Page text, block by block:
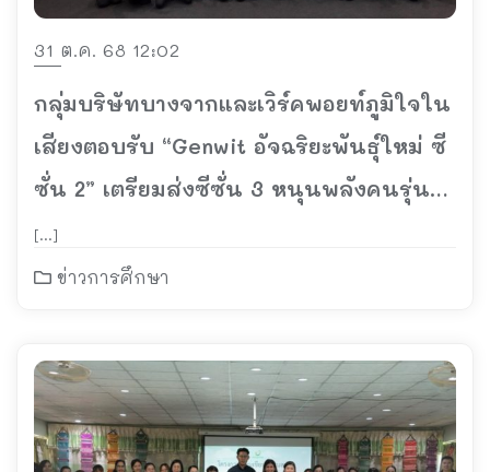
31 ต.ค. 68 12:02
กลุ่มบริษัทบางจากและเวิร์คพอยท์ภูมิใจใน
เสียงตอบรับ “Genwit อัจฉริยะพันธุ์ใหม่ ซี
ซั่น 2” เตรียมส่งซีซั่น 3 หนุนพลังคนรุ่น
ใหม่ จากสนามแข่งขันสะเต็มศึกษาสู่การ
พัฒนาประเทศ
[…]
ข่าวการศึกษา